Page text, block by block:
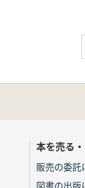
本を売る
販売の委託